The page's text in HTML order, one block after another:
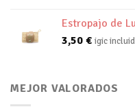
Estropajo de
3,50 € igic
MEJOR VALORADOS